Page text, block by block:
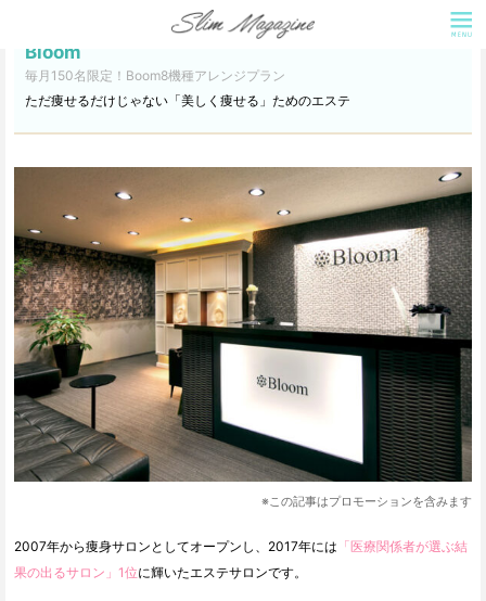
Bloom
毎月150名限定！Boom8機種アレンジプラン
ただ痩せるだけじゃない「美しく痩せる」ためのエステ
※この記事はプロモーションを含みます
2007年から痩身サロンとしてオープンし、2017年には 「医療関係者が選ぶ結
果の出るサロン」1位に輝いたエステサロンです。